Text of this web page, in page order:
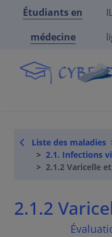
Étudiants en
médecine
Liste des maladies
2.1. Infections
2.1.2 Varicelle
2.1.2